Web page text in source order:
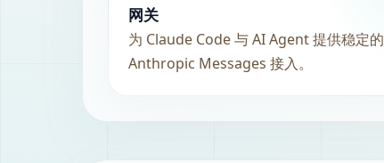
网关
为 Claude Code 与 AI Agent 提供稳定的
Anthropic Messages 接入。